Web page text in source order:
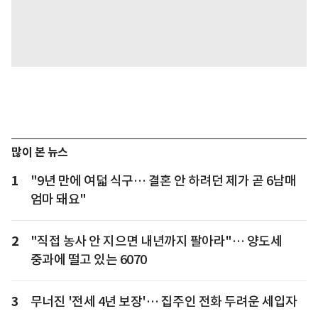
많이 본 뉴스
1
"9년 만에 여덟 식구… 결혼 안 하려던 제가 곧 6남매
엄마 돼요"
2
"직접 농사 안 지으면 내년까지 팔아라"… 양도세
중과에 떨고 있는 6070
3 무너진 '전세 4년 보장'… 집주인 전화 두려운 세입자